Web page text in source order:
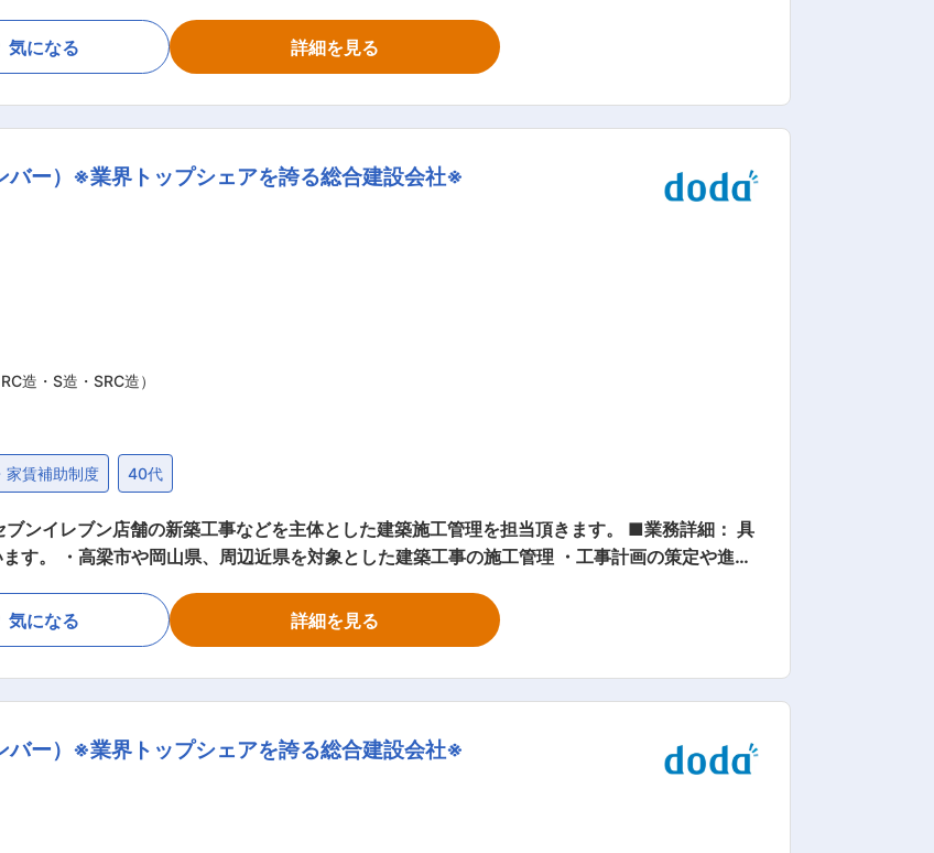
初期管理に基づき機械加工工程整備、試作、場合によっては 受注に先立って全切削加工な
指導もお任せします。 ・量産立上後はコスト低減活動、必要に応じて新技術や新工法の開発
活コンシェルジュなど、福利厚生も充実しております。 ・女性の育児休業復帰率100%、男性
人以上とライフイベントにあわせて柔軟に働くことができる環境です。 ■当社の特
アを構築することができます。事業安定の一つの実証ですが、世界の各資本市場で機関投資
」格付けでA1の最高評価を獲得されています。 ・競争力の源泉が「人」であることを深く認
ここ数年の成長につながっています。 ・現在の全社的な取り組みの一つが「グループグロー
で事業を展開しています。世界を視野に入れた採用や組織・制度づくりに取り組んでいま
気になる 詳細を見る
バー）※業界トップシェアを誇る総合建設会社※
造・S造・SRC造）
家賃補助制度 40代
ブン店舗の新築工事などを主体とした建築施工管理を担当頂きます。 ■業務詳細： 具
の策定や進捗
年で事業エリアも岡山
い、人員体制を厚くする狙いから、今回の増員募集
トによる助言、 社会保険労務士との連携なども積極的に行い、技術面での成長のみならず、
気になる 詳細を見る
バー）※業界トップシェアを誇る総合建設会社※